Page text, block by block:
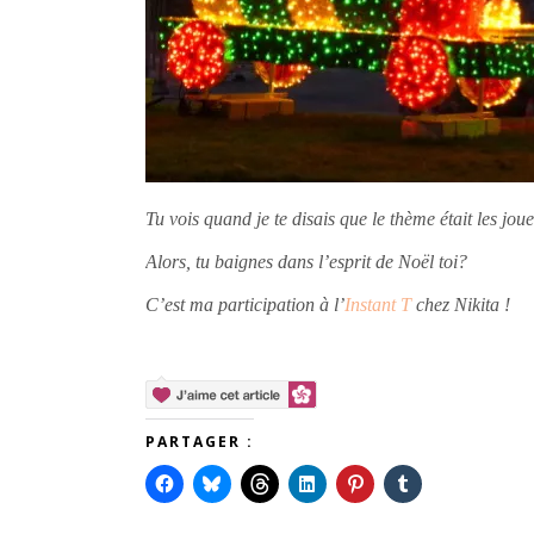
Tu vois quand je te disais que le thème était les
Alors, tu baignes dans l’esprit de Noël toi?
C’est ma participation à l’Instant Tchez Nikita !
PARTAGER :